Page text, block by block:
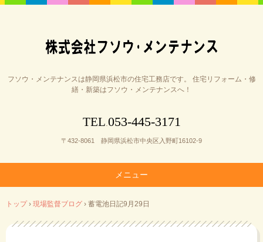
フソウ・メンテナンスは静岡県浜松市の住宅工務店です。 住宅リフォーム・修
繕・新築はフソウ・メンテナンスへ！
TEL 053-445-3171
〒432-8061 静岡県浜松市中央区入野町16102-9
メニュー
ン
テ
トップ › 現場監督ブログ › 蓄電池日記9月29日